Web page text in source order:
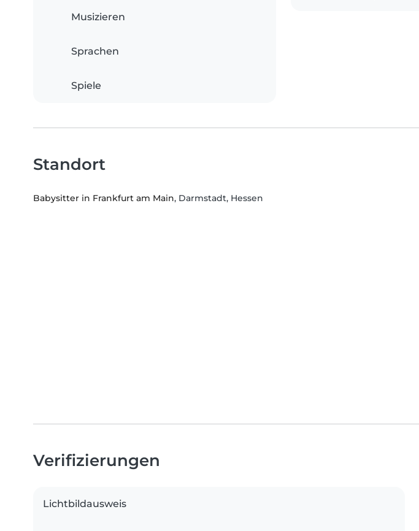
Musizieren
Sprachen
Spiele
Standort
Babysitter in Frankfurt am Main, Darmstadt, Hessen
Verifizierungen
Lichtbildausweis